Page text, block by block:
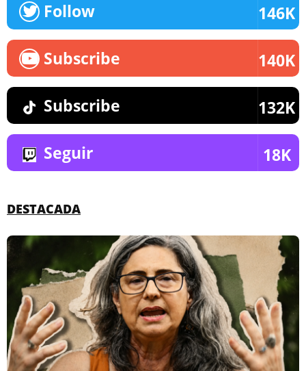
Follow 146K
Subscribe 140K
Subscribe 132K
Seguir 18K
DESTACADA